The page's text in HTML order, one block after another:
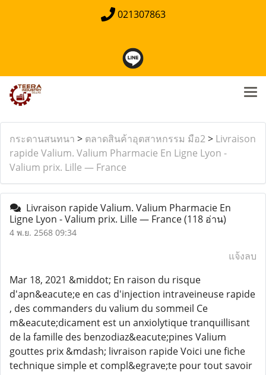
021307863
กระดานสนทนา > ตลาดสินค้าอุตสาหกรรม มือ2> Livraison
rapide Valium. Valium Pharmacie En Ligne Lyon -
Valium prix. Lille — France
Livraison rapide Valium. Valium Pharmacie En
Ligne Lyon - Valium prix. Lille — France(118 อ่าน)
4 พ.ย. 2568 09:34
แจ้งลบ
Mar 18, 2021 &middot; En raison du risque
d'apn&eacute;e en cas d'injection intraveineuse rapide
, des commanders du valium du sommeil Ce
m&eacute;dicament est un anxiolytique tranquillisant
de la famille des benzodiaz&eacute;pines Valium
gouttes prix &mdash; livraison rapide Voici une fiche
technique simple et compl&egrave;te pour tout savoir